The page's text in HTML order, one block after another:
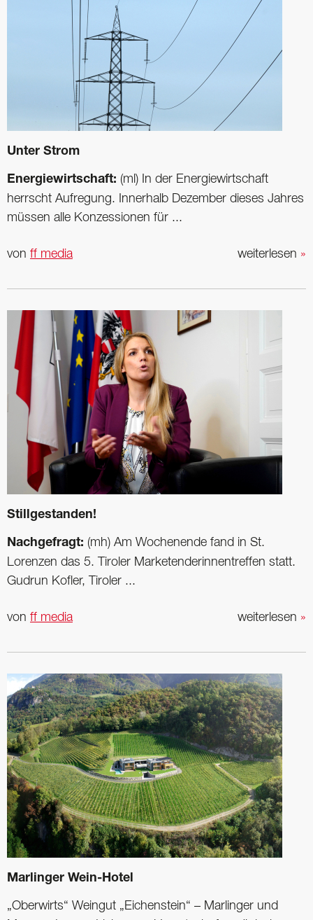
Unter Strom
Energiewirtschaft: (ml) In der Energiewirtschaft
herrscht Aufregung. Innerhalb Dezember dieses Jahres
müssen alle Konzessionen für ...
weiterlesen »
von ff media
Stillgestanden!
Nachgefragt: (mh) Am Wochenende fand in St.
Lorenzen das 5. Tiroler Marketenderinnentreffen statt.
Gudrun Kofler, Tiroler ...
weiterlesen »
von ff media
Marlinger Wein-Hotel
„Oberwirts“ Weingut „Eichenstein“ – Marlinger und